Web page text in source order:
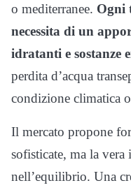
o mediterranee. Ogni
necessita di un
idratanti e sostanze
perdita d’acqua
condizione climatica
Il mercato propone
sofisticate, ma la
nell’equilibrio. Una